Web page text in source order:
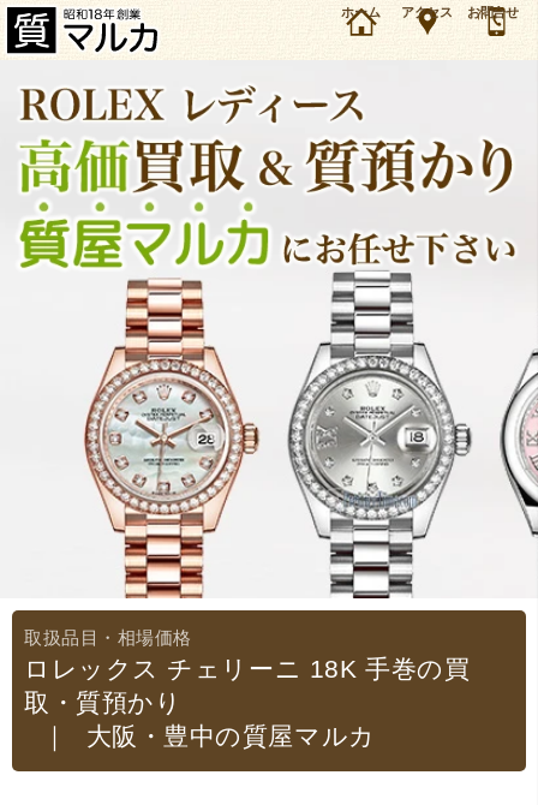
兵庫・西宮/神戸市のお客様よりロレックス チェリーニ 18K 手巻を12万円で買取・質預かりし
ました。ロレックス レディースモデルの買取＆質預かり・質入れは大阪・豊中の質屋マルカに
お任せ下さい。（2021年11月時点の価格です）
ホーム アクセス お問合せ
ロレックス チェリーニ 18K 手巻の買
取・質預かり
｜大阪・豊中の質屋マルカ